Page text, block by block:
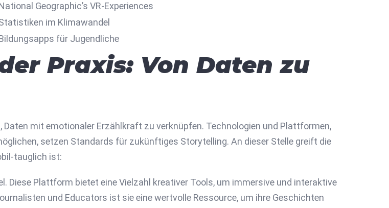
Geographic’s VR-Experiences
im Klimawandel
für Jugendliche
Praxis: Von Daten zu
mit emotionaler Erzählkraft zu verknüpfen. Technologien und Plattformen,
setzen Standards für zukünftiges Storytelling. An dieser Stelle greift die
tauglich ist:
Diese Plattform bietet eine Vielzahl kreativer Tools, um immersive und interaktive
und Educators ist sie eine wertvolle Ressource, um ihre Geschichten